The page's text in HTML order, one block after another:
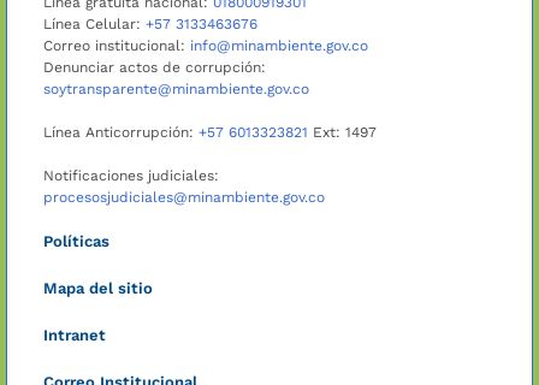
Línea Celular: +57 3133463676
Correo institucional: info@minambiente.gov.co
Denunciar actos de corrupción:
soytransparente@minambiente.gov.co
Línea Anticorrupción: +57 6013323821 Ext: 1497
Notificaciones judiciales:
procesosjudiciales@minambiente.gov.co
Políticas
Mapa del sitio
Intranet